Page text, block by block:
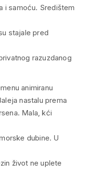
i samoću. Središtem
stajale pred
razuzdanog
animiranu
nastalu prema
Mala, kći
dubine. U
život ne uplete